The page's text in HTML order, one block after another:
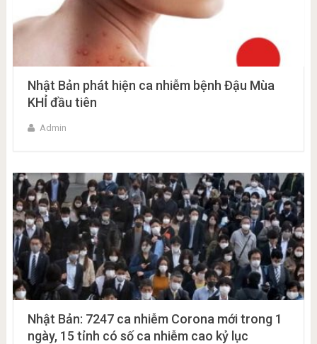
Nhật Bản phát hiện ca nhiễm bệnh Đậu Mùa
KHỈ đầu tiên
Admin
Nhật Bản: 7247 ca nhiễm Corona mới trong 1
ngày, 15 tỉnh có số ca nhiễm cao kỷ lục